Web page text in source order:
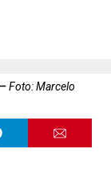
Foto: Marcelo